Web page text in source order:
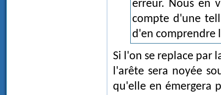
erreur. Nous en
compte d'une
d'en comprendre
Si l'on se replace par
l'arête sera noyée
qu'elle en émergera